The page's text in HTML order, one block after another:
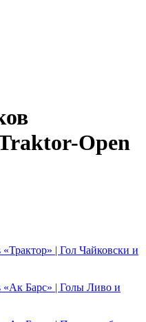
Open
| Гол Чайковски и
«Ак Барс» | Голы Ливо и